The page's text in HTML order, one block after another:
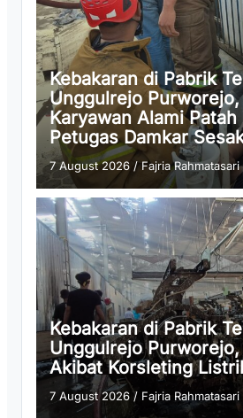
Kebakaran di Pabrik
Unggulrejo Purworejo,
Karyawan Alami Patah
Petugas Damkar
7 August 2026 /Fajria Rahmatasari
Kebakaran di Pabrik
Unggulrejo Purworejo,
Akibat Korsleting
7 August 2026/ Fajria Rahmatasari